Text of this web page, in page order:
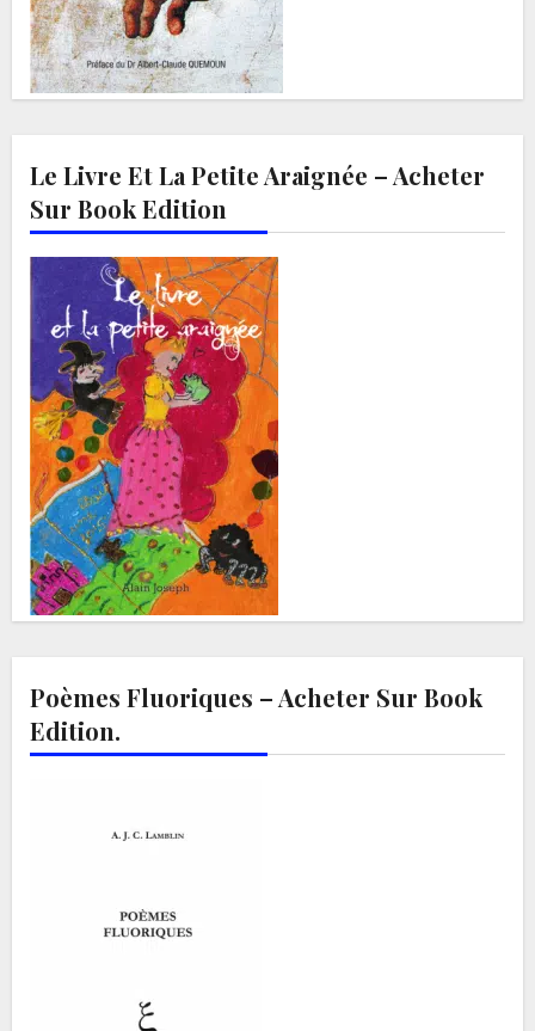
Le Livre Et La Petite Araignée – Acheter
Sur Book Edition
Poèmes Fluoriques – Acheter Sur Book
Edition.